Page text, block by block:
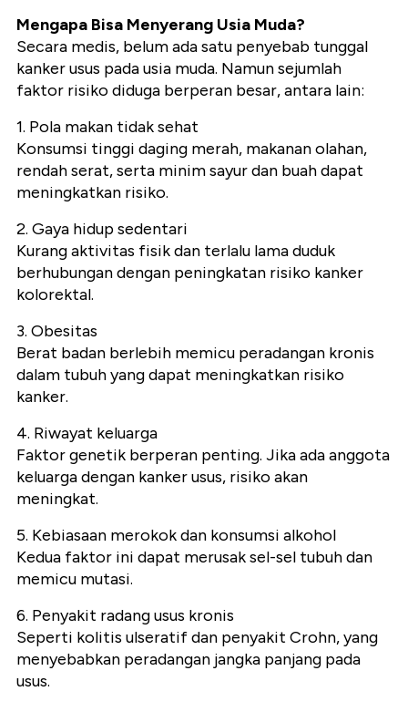
Mengapa Bisa Menyerang Usia Muda?
Secara medis, belum ada satu penyebab tunggal
kanker usus pada usia muda. Namun sejumlah
faktor risiko diduga berperan besar, antara lain:
1. Pola makan tidak sehat
Konsumsi tinggi daging merah, makanan olahan,
rendah serat, serta minim sayur dan buah dapat
meningkatkan risiko.
2. Gaya hidup sedentari
Kurang aktivitas fisik dan terlalu lama duduk
berhubungan dengan peningkatan risiko kanker
kolorektal.
3. Obesitas
Berat badan berlebih memicu peradangan kronis
dalam tubuh yang dapat meningkatkan risiko
kanker.
4. Riwayat keluarga
Faktor genetik berperan penting. Jika ada anggota
keluarga dengan kanker usus, risiko akan
meningkat.
5. Kebiasaan merokok dan konsumsi alkohol
Kedua faktor ini dapat merusak sel-sel tubuh dan
memicu mutasi.
6. Penyakit radang usus kronis
Seperti kolitis ulseratif dan penyakit Crohn, yang
menyebabkan peradangan jangka panjang pada
usus.